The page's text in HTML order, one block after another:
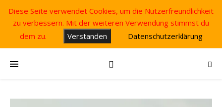
Diese Seite verwendet Cookies, um die Nutzerfreundlichkeit
zu verbessern. Mit der weiteren Verwendung stimmst du
dem zu.
Verstanden Datenschutzerklärung